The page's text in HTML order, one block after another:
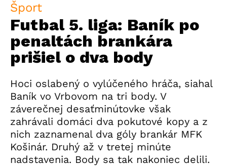
Šport
Futbal 5. liga: Baník po
penaltách brankára
prišiel o dva body
Hoci oslabený o vylúčeného hráča, siahal
Baník vo Vrbovom na tri body. V
záverečnej desaťminútovke však
zahrávali domáci dva pokutové kopy a z
nich zaznamenal dva góly brankár MFK
Košinár. Druhý až v tretej minúte
nadstavenia. Body sa tak nakoniec delili.